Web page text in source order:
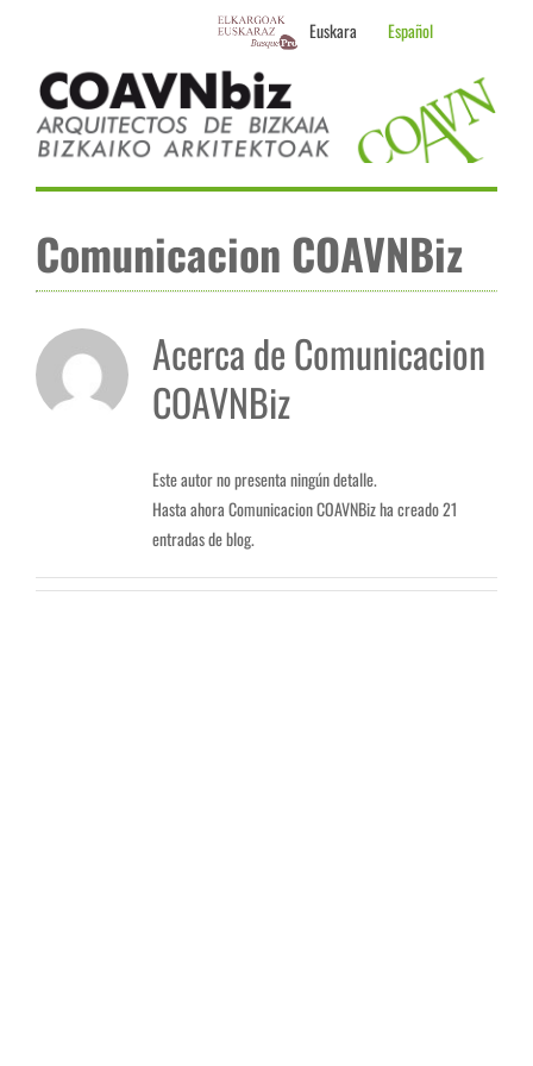
Euskara Español
content
Comunicacion COAVNBiz
Acerca deComunicacion
COAVNBiz
Este autor no presenta ningún detalle.
Hasta ahora Comunicacion COAVNBiz ha creado 21
entradas de blog.